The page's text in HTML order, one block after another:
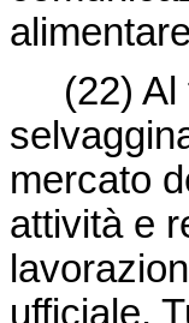
(22) Al
mercato
attività e
ufficiale.